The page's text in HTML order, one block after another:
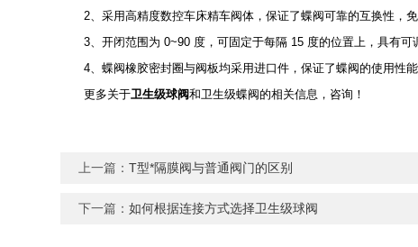
2、采用高精度数控车床精车阀体，保证了蝶阀可靠的互换性，免
3、开闭范围为 0~90 度，可固定于每隔 15 度的位置上，具有可
4、蝶阀橡胶密封圈与阀板均采用进口件，保证了蝶阀的使用性能
更多关于卫生级球阀和卫生级蝶阀的相关信息，咨询！
上一篇：T型*隔膜阀与普通阀门的区别
下一篇：如何根据连接方式选择卫生级球阀